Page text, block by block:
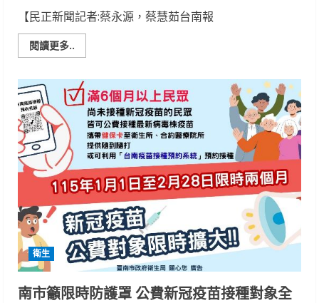
【民正新聞記者:蔡永源，蔡慧茹台南報
閱讀更多..
more
大
醫
院
ERAS
照
護
手
術
康
復
衛生
南市籲限時防護罩 公費新冠疫苗接種對象全